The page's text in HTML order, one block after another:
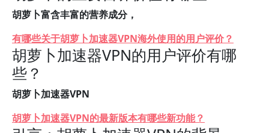
胡萝卜富含丰富的营养成分，
有哪些关于胡萝卜加速器VPN海外使用的用户评价？
胡萝卜加速器VPN的用户评价有哪
些？
胡萝卜加速器VPN
胡萝卜加速器VPN的最新版本有哪些新功能？